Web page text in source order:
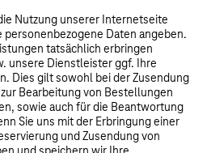
Nutzung unserer Internetseite
personenbezogene Daten angeben.
tatsächlich erbringen
unsere Dienstleister ggf. Ihre
Dies gilt sowohl bei der Zusendung
Bearbeitung von Bestellungen
sowie auch für die Beantwortung
Sie uns mit der Erbringung einer
und Zusendung von